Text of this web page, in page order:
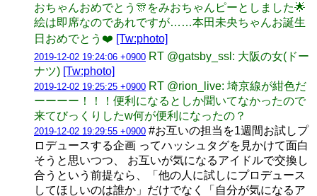
おちゃんおめでとう🎊をみおちゃんピーとしました🌟
絵は即席なのであれですが……本田未央ちゃんお誕生
日おめでとう❤️ [Tw:photo]
2019-12-02 19:24:06 +0900 RT @gatsby_ssl: 大阪の女(ドー
ナツ) [Tw:photo]
2019-12-02 19:25:25 +0900 RT @rion_live: 埼京線が紺色だ
ーーーー！！！便利になるとしか聞いてなかったので
来てびっくりしたw何が便利になったの？
2019-12-02 19:29:55 +0900 #お互いの担当を1週間お試しプ
ロデュースする企画 ってハッシュタグを見かけて面白
そうと思いつつ、 お互いが気になるアイドルで交換し
合うという前提なら、「他の人に試しにプロデュース
してほしいのは誰か」だけでなく「自分が気になるア